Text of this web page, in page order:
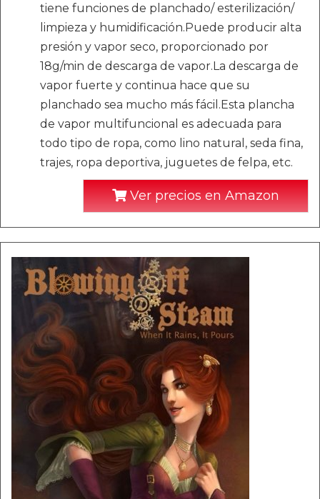
tiene funciones de planchado/ esterilización/
limpieza y humidificación.Puede producir alta
presión y vapor seco, proporcionado por
18g/min de descarga de vapor.La descarga de
vapor fuerte y continua hace que su
planchado sea mucho más fácil.Esta plancha
de vapor multifuncional es adecuada para
todo tipo de ropa, como lino natural, seda fina,
trajes, ropa deportiva, juguetes de felpa, etc.
Ver precios en Amazon